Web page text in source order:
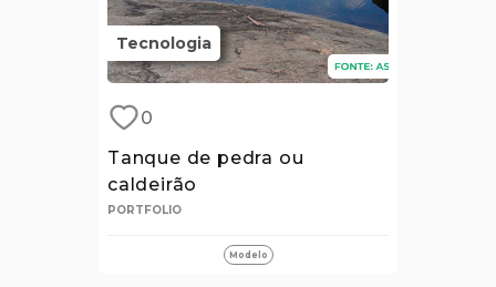
Tecnologia
0
Tanque de pedra ou
caldeirão
PORTFOLIO
Modelo